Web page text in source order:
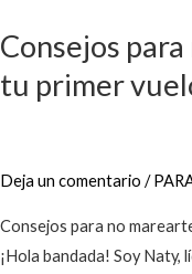
Consejos
tu primer
Deja un comentario /
Consejos para no
¡Hola bandada! Soy
no
marearte
antes
primer
vuelo
en